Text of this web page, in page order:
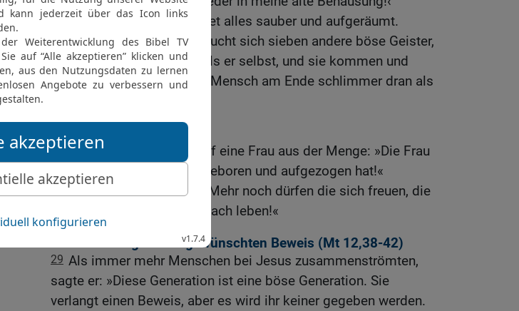
25 Er kehrt zurück und findet alles sauber und aufgeräumt.
26 Darauf geht er hin und sucht sich sieben andere böse Geister,
die noch schlimmer sind als er selbst, und sie kommen und
wohnen dort. So ist dieser Mensch am Ende schlimmer dran als
Wer sich freuen darf. . .
27 Als Jesus das sagte, rief eine Frau aus der Menge: »Die Frau
darf sich freuen, die dich geboren und aufgezogen hat!«
Aber Jesus erwiderte: »Mehr noch dürfen die sich freuen, die
Gottes Wort hören und danach leben!«
Jesus verweigert den gewünschten Beweis (Mt 12,38-42)
29 Als immer mehr Menschen bei Jesus zusammenströmten,
sagte er: »Diese Generation ist eine böse Generation. Sie
verlangt einen Beweis, aber es wird ihr keiner gegeben werden.